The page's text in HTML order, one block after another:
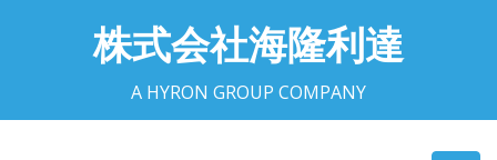
株式会社海隆利達
A HYRON GROUP COMPANY